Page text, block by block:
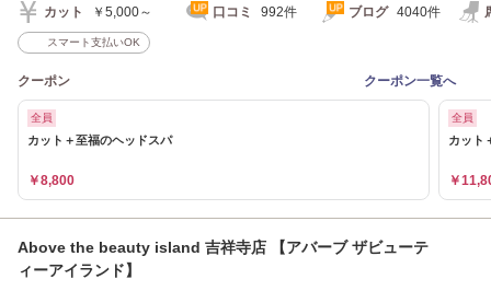
カット ￥5,000～ 口コミ 992件 ブログ 4040件
スマート支払いOK
クーポン クーポン一覧へ
全員
カット＋至福のヘッドスパ
￥8,800
全員
カット
￥
Above the beauty island 吉祥寺店 【アバーブ ザビューテ
ィーアイランド】